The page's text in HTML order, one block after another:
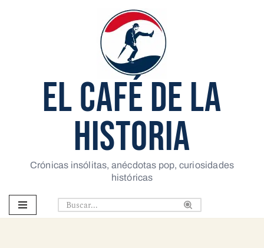
EL CAFÉ DE LA
HISTORIA
Crónicas insólitas, anécdotas pop, curiosidades
históricas